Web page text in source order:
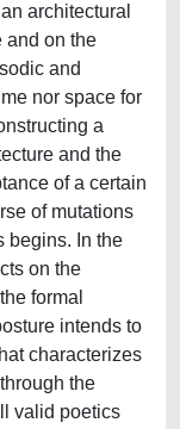
architectural
and on the
and
nor space for
a
and the
of a certain
of mutations
begins. In the
on the
formal
intends to
characterizes
the
valid poetics